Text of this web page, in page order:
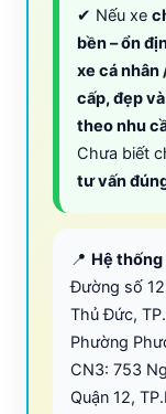
✔ Nếu xe
bền – ổn
xe cá nhân
cấp, đẹp
theo nhu
Chưa biết
tư vấn
📍 Hệ
Đường số
Thủ Đức,
Phường
CN3: 753
Quận 12,